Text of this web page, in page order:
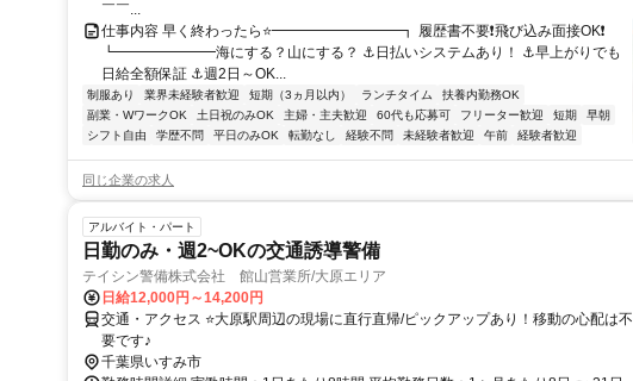
￣￣...
仕事内容 早く終わったら⭐━━━━━━━━━┓ 履歴書不要❗飛び込み面接OK❗
┗━━━━━━━海にする？山にする？ ⚓日払いシステムあり！ ⚓早上がりでも
日給全額保証 ⚓週2日～OK...
制服あり 業界未経験者歓迎 短期（3ヵ月以内） ランチタイム
扶養内勤務OK
副業・WワークOK
土日祝のみOK 主婦・主夫歓迎 60代も応募可 フリーター歓迎 短期
早朝
シフト自由
学歴不問 平日のみOK 転勤なし 経験不問 未経験者歓迎 午前 経験者歓迎
同じ企業の求人
アルバイト・パート
日勤のみ・週2~OKの交通誘導警備
テイシン警備株式会社 館山営業所/大原エリア
日給12,000円～14,200円
交通・アクセス ⭐大原駅周辺の現場に直行直帰/ピックアップあり！移動の心配は不
要です♪
千葉県いすみ市